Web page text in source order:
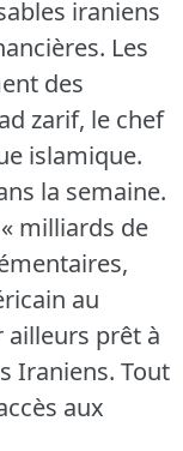
iraniens
Les
des
zarif, le chef
islamique.
la semaine.
milliards de
au
ailleurs prêt à
Iraniens. Tout
aux